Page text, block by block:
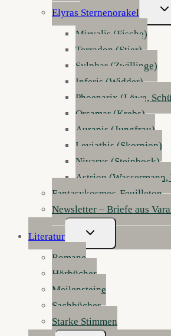
Elyras Sternenorakel
Mirvalis (Fische)
Terradon (Stier)
Sylphar (Zwillinge)
Inferis (Widder)
Phoenarix (Löwe,
Orsamar (Krebs)
Aurapis (Jungfrau)
Leviathis (Skorpion)
Nivarys (Steinbock)
Astrion (Wassermann,
Fantasykosmos-Feuilleton
Newsletter – Briefe aus
Literatur
Untermenü
Umschalten
Romane
Hörbücher
Meilensteine
Sachbücher
Starke Stimmen